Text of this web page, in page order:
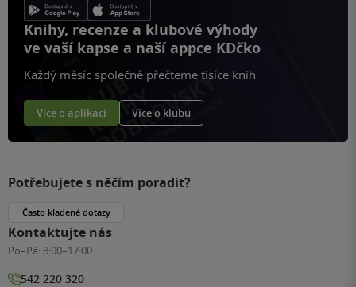
Knihy, recenze a klubové výhody
ve vaší kapse a naší appce KDčko
Každý měsíc společně přečteme tisíce knih
Více o aplikaci Více o klubu
Potřebujete s něčím poradit?
Často kladené dotazy
Kontaktujte nás
Po–Pá: 8:00–17:00
542 220 320